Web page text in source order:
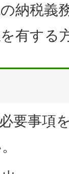
納税義
有する
要事項